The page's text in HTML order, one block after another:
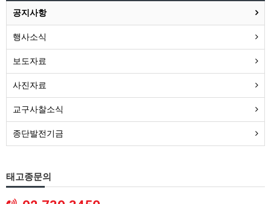
공지사항
행사소식
보도자료
사진자료
교구사찰소식
종단발전기금
태고종문의